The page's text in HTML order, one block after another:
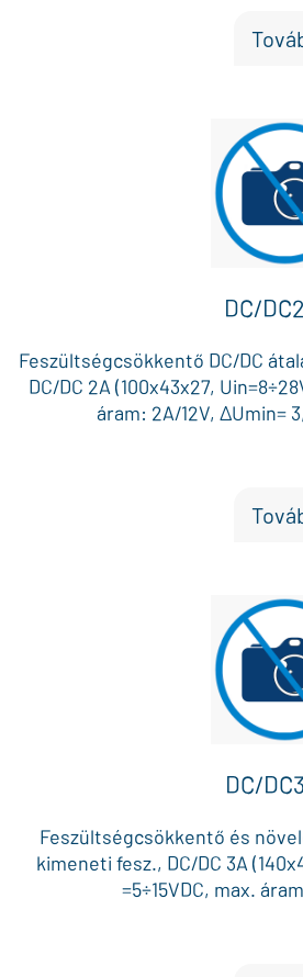
DC/
Feszültségcsökkentő DC/DC
DC/DC 2A (100x43x27,
áram: 2A/12V, ΔUmin=
DC/
Feszültségcsökkentő és
kimeneti fesz., DC/DC 3A
=5÷15VDC, max.